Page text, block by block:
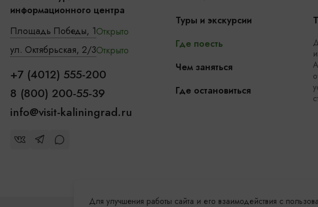
информационного центра
Площадь Победы, 1Открыто
ул. Октябрьская, 2/3Открыто
+7 (4012) 555-200
8 (800) 200-55-39
info@visit-kaliningrad.ru
Туры и экскурсии
Где поесть
Чем заняться
Где остановиться
Для улучшения работы сайта и его взаимодействия с